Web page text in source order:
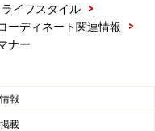
イフスタイル
>
ーディネート関連情報
>
ナー
報
載